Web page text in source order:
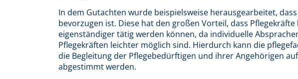
In dem Gutachten wurde beispielsweise herausgearbeitet,
bevorzugen ist. Diese hat den großen Vorteil, dass
eigenständiger tätig werden können, da individuelle
Pflegekräften leichter möglich sind. Hierdurch kann die
die Begleitung der Pflegebedürftigen und ihrer Angehörigen
abgestimmt werden.